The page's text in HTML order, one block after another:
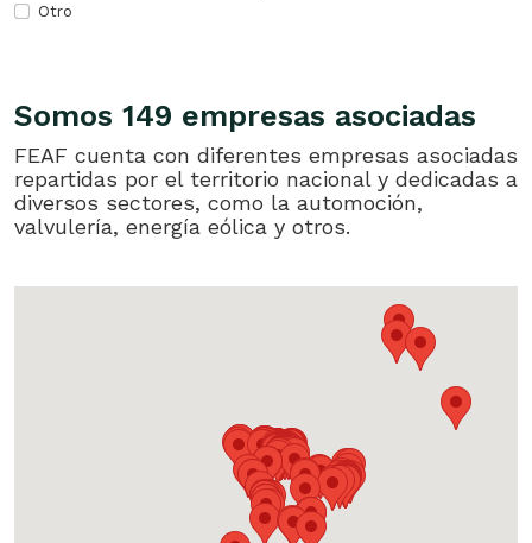
Otro
Somos 149 empresas asociadas
FEAF cuenta con diferentes empresas asociadas
repartidas por el territorio nacional y dedicadas a
diversos sectores, como la automoción,
valvulería, energía eólica y otros.